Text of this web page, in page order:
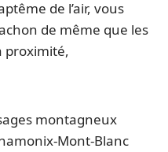
de l’air, vous
de même que les
proximité,
montagneux
Mont-Blanc